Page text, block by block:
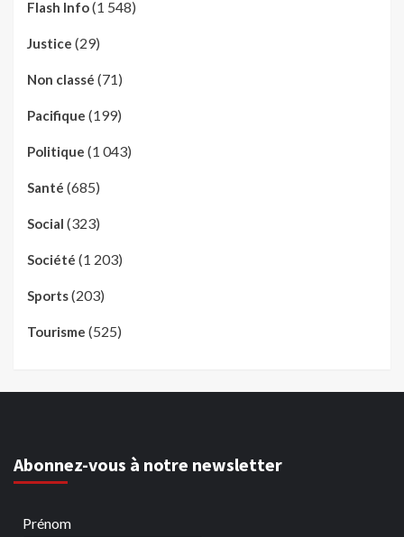
Flash Info(1 548)
Justice (29)
Non classé (71)
Pacifique (199)
Politique (1 043)
Santé (685)
Social (323)
Société (1 203)
Sports(203)
Tourisme (525)
Abonnez-vous à notre newsletter
Prénom